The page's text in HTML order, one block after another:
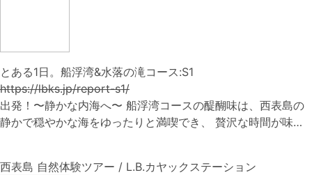
とある1日。船浮湾&水落の滝コース:S1
https://lbks.jp/report-s1/
出発！〜静かな内海へ〜 船浮湾コースの醍醐味は、西表島の
静かで穏やかな海をゆったりと満喫でき、 贅沢な時間が味…
西表島 自然体験ツアー / L.B.カヤックステーション